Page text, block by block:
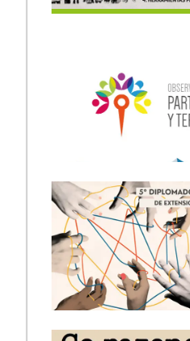
críticas para la
herramientas
trabajadores
Seminario de
Críticas
15/11/2024